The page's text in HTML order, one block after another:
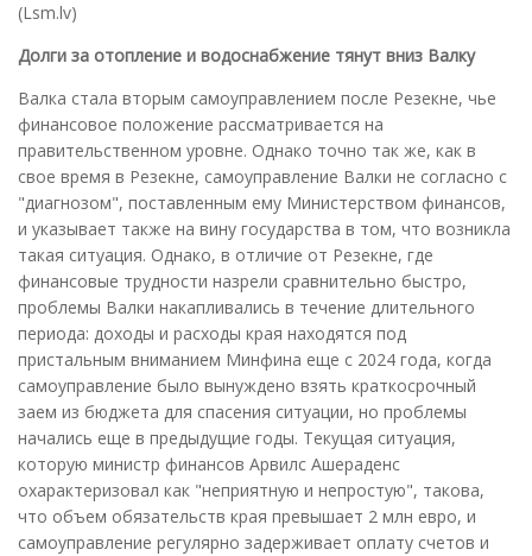
(Lsm.lv)
Долги за отопление и водоснабжение тянут вниз Валку
Валка стала вторым самоуправлением после Резекне, чье
финансовое положение рассматривается на
правительственном уровне. Однако точно так же, как в
свое время в Резекне, самоуправление Валки не согласно с
"диагнозом", поставленным ему Министерством финансов,
и указывает также на вину государства в том, что возникла
такая ситуация. Однако, в отличие от Резекне, где
финансовые трудности назрели сравнительно быстро,
проблемы Валки накапливались в течение длительного
периода: доходы и расходы края находятся под
пристальным вниманием Минфина еще с 2024 года, когда
самоуправление было вынуждено взять краткосрочный
заем из бюджета для спасения ситуации, но проблемы
начались еще в предыдущие годы. Текущая ситуация,
которую министр финансов Арвилс Ашераденс
охарактеризовал как "неприятную и непростую", такова,
что объем обязательств края превышает 2 млн евро, и
самоуправление регулярно задерживает оплату счетов и